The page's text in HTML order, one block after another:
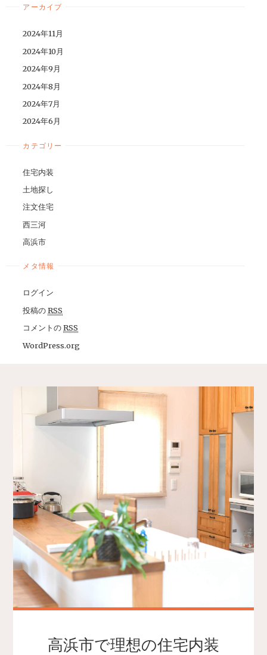
アーカイブ
2024年11月
2024年10月
2024年9月
2024年8月
2024年7月
2024年6月
カテゴリー
住宅内装
土地探し
注文住宅
西三河
高浜市
メタ情報
ログイン
投稿のRSS
コメントのRSS
WordPress.org
高浜市で理想の住宅内装